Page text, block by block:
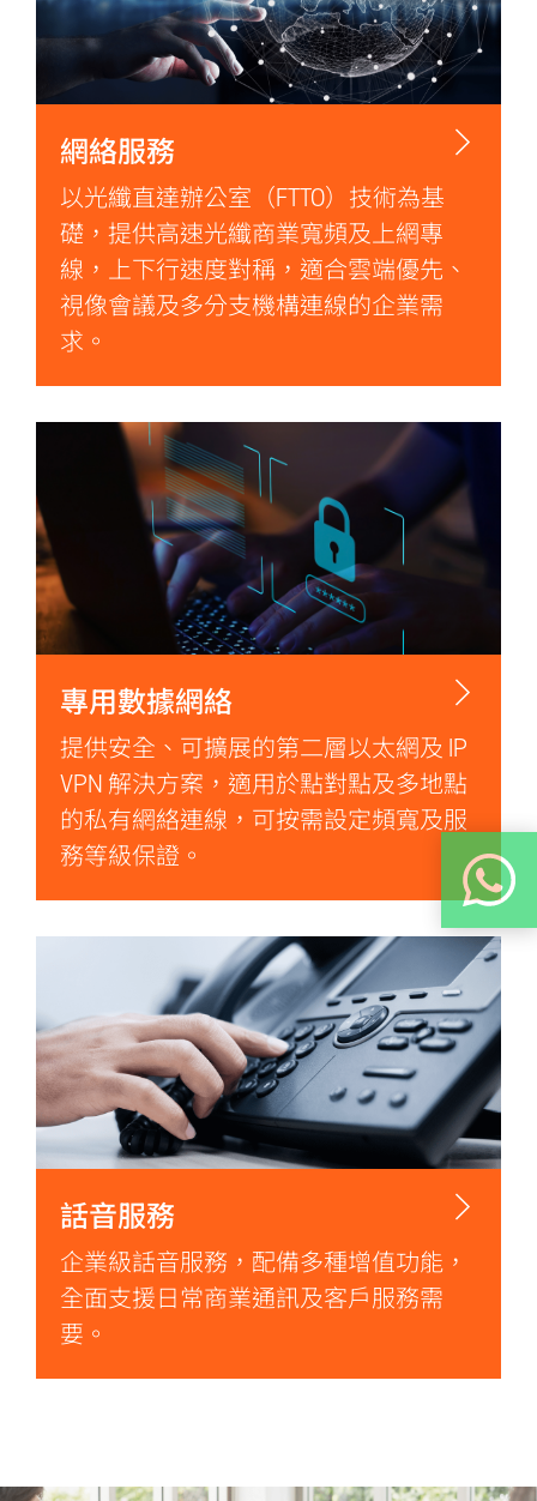
網絡服務
以光纖直達辦公室（FTTO）技術為基
礎，提供高速光纖商業寬頻及上網專
線，上下行速度對稱，適合雲端優先、
視像會議及多分支機構連線的企業需
求。
專用數據網絡
提供安全、可擴展的第二層以太網及 IP
VPN 解決方案，適用於點對點及多地點
的私有網絡連線，可按需設定頻寬及服
務等級保證。
話音服務
企業級話音服務，配備多種增值功能，
全面支援日常商業通訊及客戶服務需
要。